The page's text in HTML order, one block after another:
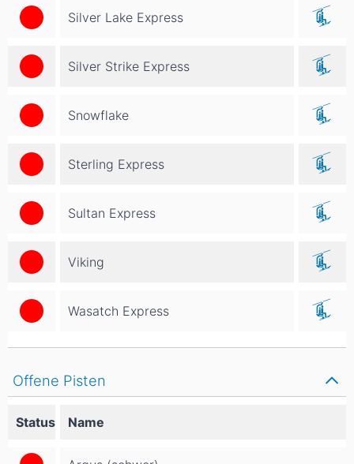
Offene Pisten
Status Name
Silver Lake Express
Silver Strike Express
Snowflake
Sterling Express
Sultan Express
Viking
Wasatch Express